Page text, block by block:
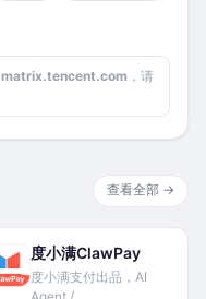
matrix.tencent.com ，请
查看全部 →
度小满ClawPay
度小满支付出品，AI